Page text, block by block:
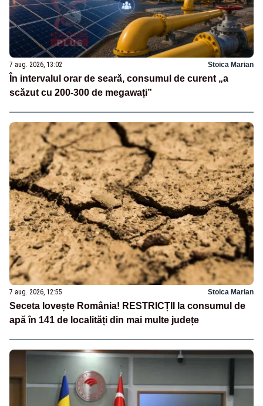
7 aug. 2026, 13:02 Stoica Marian
În intervalul orar de seară, consumul de curent „a
scăzut cu 200-300 de megawați”
7 aug. 2026, 12:55 Stoica Marian
Seceta lovește România! RESTRICȚII la consumul de
apă în 141 de localități din mai multe județe